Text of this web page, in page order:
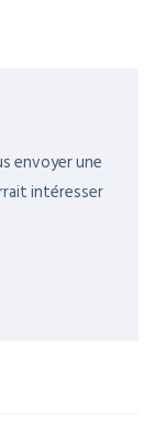
envoyer une
intéresser